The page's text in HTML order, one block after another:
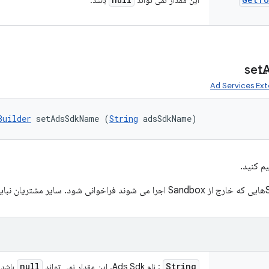
setشد
Ad Services
setAdsSdkName (String adsSdkName)
String : نام Ads Sdk. این مقدار نمی تواند null